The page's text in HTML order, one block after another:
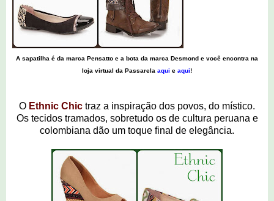
A sapatilha é da marca Pensatto e a bota da marca Desmond e você encontra na
loja virtual da Passarela aqui e aqui!
O Ethnic Chic traz a inspiração dos povos, do místico.
Os tecidos tramados, sobretudo os de cultura peruana e
colombiana dão um toque final de elegância.